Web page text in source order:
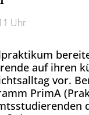
Uhr
auf ihren
vor.
PrimA